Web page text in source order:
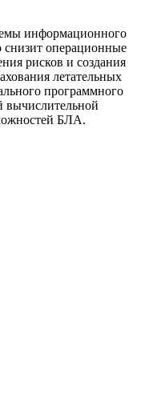
информационного
операционные
рисков и создания
летательных
программного
вычислительной
БЛА.